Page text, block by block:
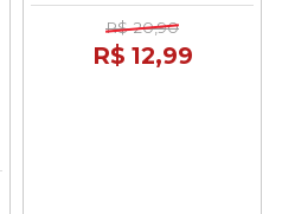
R$ 20,90
R$ 12,99